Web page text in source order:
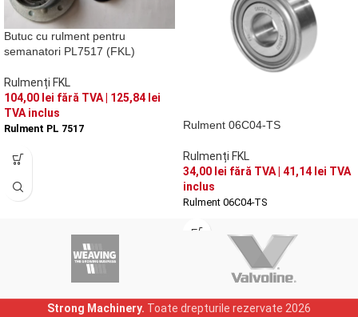
Butuc cu rulment pentru
semanatori PL7517 (FKL)
Rulmenți FKL
104,00 lei fără TVA | 125,84 lei
TVA inclus
Rulment PL 7517 Rulment 06C04-TS
Rulmenți FKL
34,00 lei fără TVA | 41,14 lei TVA
inclus
Rulment 06C04-TS
Strong Machinery. Toate drepturile rezervate 2026